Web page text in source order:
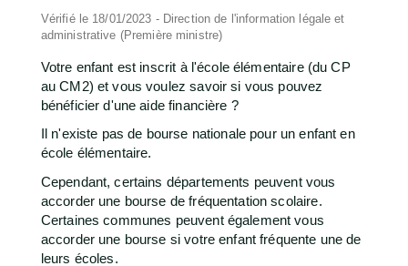
Vérifié le 18/01/2023 - Direction de l'information légale et
administrative (Première ministre)
Votre enfant est inscrit à l'école élémentaire (du CP
au CM2) et vous voulez savoir si vous pouvez
bénéficier d'une aide financière ?
Il n'existe pas de bourse nationale pour un enfant en
école élémentaire.
Cependant, certains départements peuvent vous
accorder une bourse de fréquentation scolaire.
Certaines communes peuvent également vous
accorder une bourse si votre enfant fréquente une de
leurs écoles.